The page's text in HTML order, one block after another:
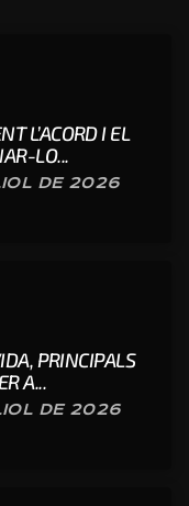
L’ACORD I EL
LO...
DE 2026
PRINCIPALS
A...
DE 2026